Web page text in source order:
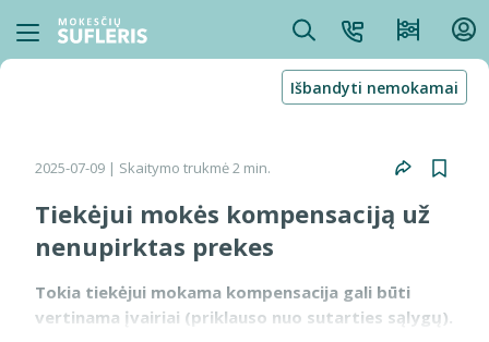
Išbandyti nemokamai
2025-07-09 | Skaitymo trukmė 2 min.
Tiekėjui mokės kompensaciją už
nenupirktas prekes
Tokia tiekėjui mokama kompensacija gali būti
vertinama įvairiai (priklauso nuo sutarties sąlygų).